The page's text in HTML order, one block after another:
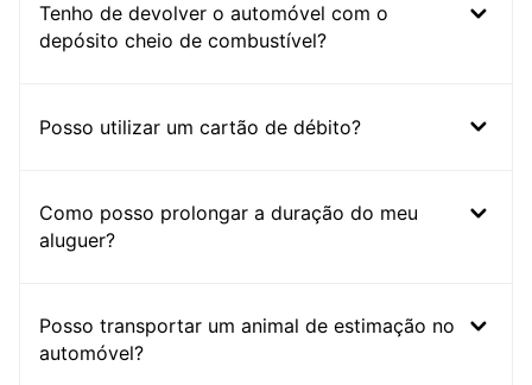
Tenho de devolver o automóvel com o
depósito cheio de combustível?
Posso utilizar um cartão de débito?
Como posso prolongar a duração do meu
aluguer?
Posso transportar um animal de estimação no
automóvel?